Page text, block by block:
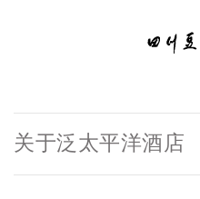
关于泛太平洋酒店